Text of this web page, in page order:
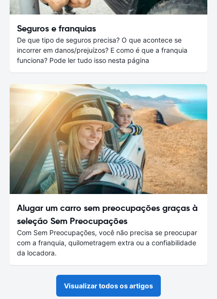
Seguros e franquias
De que tipo de seguros precisa? O que acontece se
incorrer em danos/prejuízos? E como é que a franquia
funciona? Pode ler tudo isso nesta página
Alugar um carro sem preocupações graças à
seleção Sem Preocupações
Com Sem Preocupações, você não precisa se preocupar
com a franquia, quilometragem extra ou a confiabilidade
da locadora.
Visualizar todos os artigos